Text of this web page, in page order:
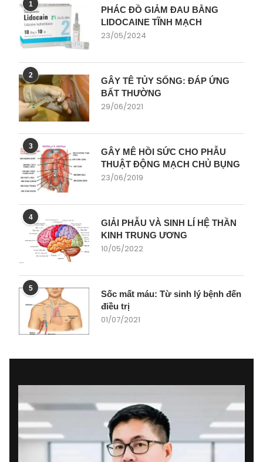
1
PHÁC ĐỒ GIẢM ĐAU BẰNG
LIDOCAINE TĨNH MẠCH
23/05/2024
2
GÂY TÊ TỦY SỐNG: ĐÁP ỨNG
BẤT THƯỜNG
29/06/2021
3
GÂY MÊ HỒI SỨC CHO PHẪU
THUẬT ĐỘNG MẠCH CHỦ BỤNG
23/06/2019
4
GIẢI PHẪU VÀ SINH LÍ HỆ THẦN
KINH TRUNG ƯƠNG
10/05/2022
5
Sốc mất máu: Từ sinh lý bệnh đến
điều trị
01/07/2021